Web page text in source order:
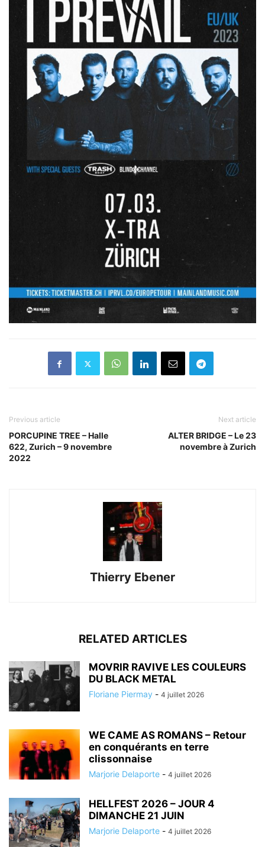
Previous article
PORCUPINE TREE – Halle
622, Zurich – 9 novembre
2022
Next article
ALTER BRIDGE – Le 23
novembre à Zurich
Thierry Ebener
RELATED ARTICLES
MOVRIR RAVIVE LES COULEURS
DU BLACK METAL
Floriane Piermay - 4 juillet 2026
WE CAME AS ROMANS – Retour
en conquérants en terre
clissonnaise
Marjorie Delaporte - 4 juillet 2026
HELLFEST 2026 – JOUR 4
DIMANCHE 21 JUIN
Marjorie Delaporte - 4 juillet 2026